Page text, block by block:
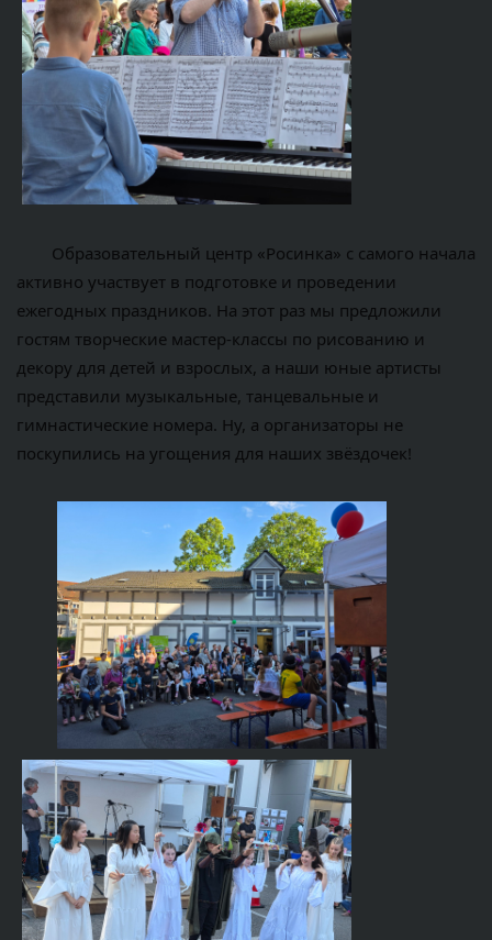
активно участвует в подготовке и проведении
ежегодных праздников. На этот раз мы предложили
гостям творческие мастер-классы по рисованию и
декору для детей и взрослых, а наши юные артисты
представили музыкальные, танцевальные и
гимнастические номера. Ну, а организаторы не
поскупились на угощения для наших звёздочек!